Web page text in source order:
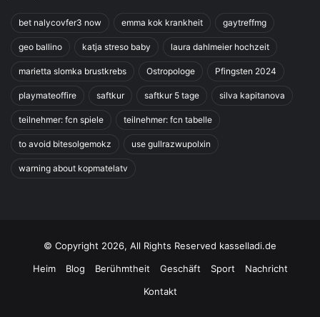
bet nalycovfer3 now emma kok krankheit gaytreffmg
geo ballino katja streso baby laura dahlmeier hochzeit
marietta slomka brustkrebs Ostropologe Pfingsten 2024
playmateoffire saftkur saftkur 5 tage silva kapitanova
teilnehmer: fcn spiele teilnehmer: fcn tabelle
to avoid bitesolgemokz use gullrazwupolxin
warning about kopmatelatv
© Copyright 2026, All Rights Reserved kasselladi.de
Heim
Blog Berühmtheit Geschäft Sport
Nachricht
Kontakt